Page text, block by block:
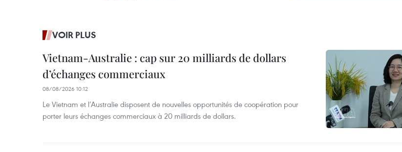
VOIR PLUS
Vietnam-Australie : cap sur 20 milliards de dollars
d’échanges commerciaux
08/08/2026 10:12
Le Vietnam et l’Australie disposent de nouvelles opportunités de coopération pour
porter leurs échanges commerciaux à 20 milliards de dollars.